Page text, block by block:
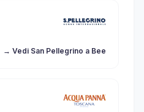
→ Vedi San Pellegrino a Bee